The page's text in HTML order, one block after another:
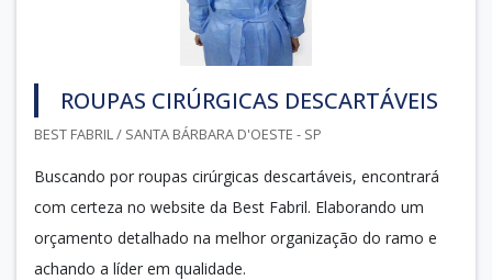
ROUPAS CIRÚRGICAS DESCARTÁVEIS
BEST FABRIL / SANTA BÁRBARA D'OESTE - SP
Buscando por roupas cirúrgicas descartáveis, encontrará
com certeza no website da Best Fabril. Elaborando um
orçamento detalhado na melhor organização do ramo e
achando a líder em qualidade.